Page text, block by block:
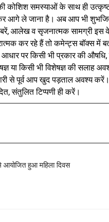
कोशिश समस्याओं के साथ ही
आगे ले जाना है। अब आप भी
आलेख व सृजनात्मक सामग्री इस
कर रहे हैं तो कमेन्ट्स बॉक्स में
पर किसी भी प्रकार की
या किसी भी विशेषज्ञ की
से पूर्व आप खुद पड़ताल अवश्य
संतुलित टिप्पणी ही करें।
हुआ महिला दिवस